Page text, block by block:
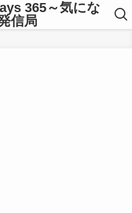
365～気にな
信局